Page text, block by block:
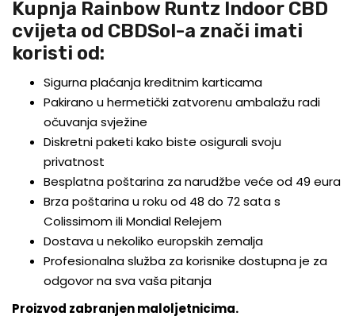
Kupnja Rainbow Runtz Indoor CBD
cvijeta od CBDSol-a znači imati
koristi od:
Sigurna plaćanja kreditnim karticama
Pakirano u hermetički zatvorenu ambalažu radi
očuvanja svježine
Diskretni paketi kako biste osigurali svoju
privatnost
Besplatna poštarina za narudžbe veće od 49 eura
Brza poštarina u roku od 48 do 72 sata s
Colissimom ili Mondial Relejem
Dostava u nekoliko europskih zemalja
Profesionalna služba za korisnike dostupna je za
odgovor na sva vaša pitanja
Proizvod zabranjen maloljetnicima.